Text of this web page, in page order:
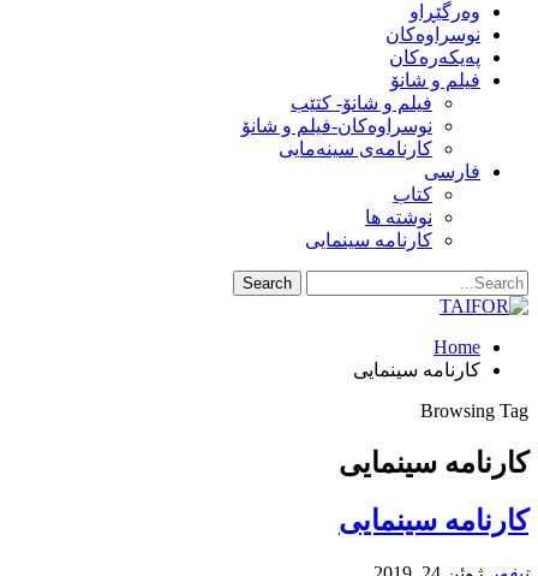
وەرگێڕاو
نوسراوه‌کان
په‌یکه‌ره‌کان
فیلم و شانۆ
فیلم و شانۆ- کتێب
نوسراوه‌کان-فیلم و شانۆ
کارنامه‌ی سینه‌مایی
فارسی
کتاب
نوشته ها
کارنامه سینمایی
Home
کارنامه سینمایی
Browsing Tag
کارنامه سینمایی
کارنامه سینمایی